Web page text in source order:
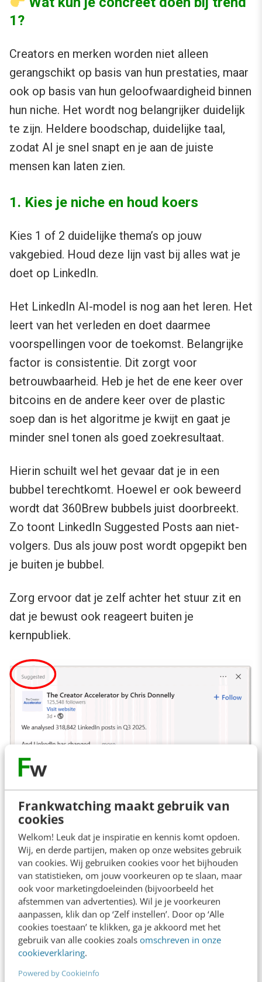
Frankwatching maakt gebruik van
cookies
Welkom! Leuk dat je inspiratie en kennis komt opdoen.
Wij, en derde partijen, maken op onze websites gebruik
van cookies. Wij gebruiken cookies voor het bijhouden
van statistieken, om jouw voorkeuren op te slaan, maar
ook voor marketingdoeleinden (bijvoorbeeld het
afstemmen van advertenties). Wil je je voorkeuren
aanpassen, klik dan op ‘Zelf instellen’. Door op ‘Alle
cookies toestaan’ te klikken, ga je akkoord met het
gebruik van alle cookies zoals omschreven in onze
cookieverklaring.
Powered by CookieInfo
1?
Creators en merken worden niet alleen
gerangschikt op basis van hun prestaties, maar
ook op basis van hun geloofwaardigheid binnen
hun niche. Het wordt nog belangrijker duidelijk
te zijn. Heldere boodschap, duidelijke taal,
zodat AI je snel snapt en je aan de juiste
mensen kan laten zien.
1. Kies je niche en houd koers
Kies 1 of 2 duidelijke thema’s op jouw
vakgebied. Houd deze lijn vast bij alles wat je
doet op LinkedIn.
Het LinkedIn AI-model is nog aan het leren. Het
leert van het verleden en doet daarmee
voorspellingen voor de toekomst. Belangrijke
factor is consistentie. Dit zorgt voor
betrouwbaarheid. Heb je het de ene keer over
bitcoins en de andere keer over de plastic
soep dan is het algoritme je kwijt en gaat je
minder snel tonen als goed zoekresultaat.
Hierin schuilt wel het gevaar dat je in een
bubbel terechtkomt. Hoewel er ook beweerd
wordt dat 360Brew bubbels juist doorbreekt.
Zo toont LinkedIn Suggested Posts aan niet-
volgers. Dus als jouw post wordt opgepikt ben
je buiten je bubbel.
Zorg ervoor dat je zelf achter het stuur zit en
dat je bewust ook reageert buiten je
kernpubliek.
2. Maak educatieve content die men
wil bewaren en delen
Relevantie staat voorop dus. Maak content
waar mensen van leren, op reageren en rustig